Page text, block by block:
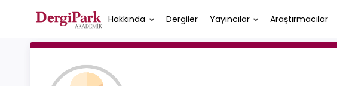
Hakkında Dergiler Yayıncılar Araştırmacılar